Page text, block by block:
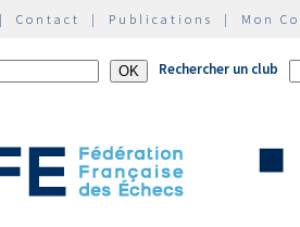
Contact | Publications | Mon
Rechercher un club